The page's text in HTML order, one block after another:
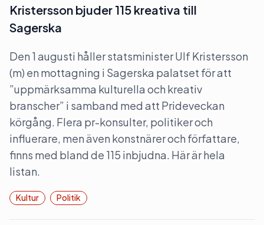
Kristersson bjuder 115 kreativa till
Sagerska
Den 1 augusti håller statsminister Ulf Kristersson
(m) en mottagning i Sagerska palatset för att
”uppmärksamma kulturella och kreativ
branscher” i samband med att Prideveckan
körgång. Flera pr-konsulter, politiker och
influerare, men även konstnärer och författare,
finns med bland de 115 inbjudna. Här är hela
listan.
Kultur Politik